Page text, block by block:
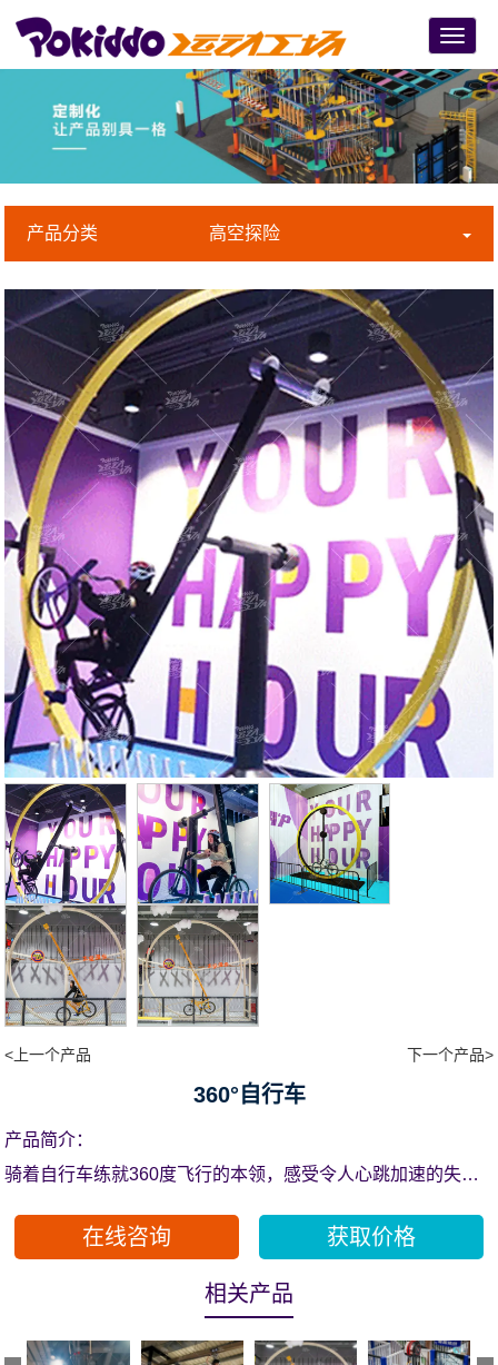
Menu
产品分类 高空探险
<上一个产品 下一个产品>
360°自行车
产品简介：
骑着自行车练就360度飞行的本领，感受令人心跳加速的失重
在线咨询 获取价格
相关产品